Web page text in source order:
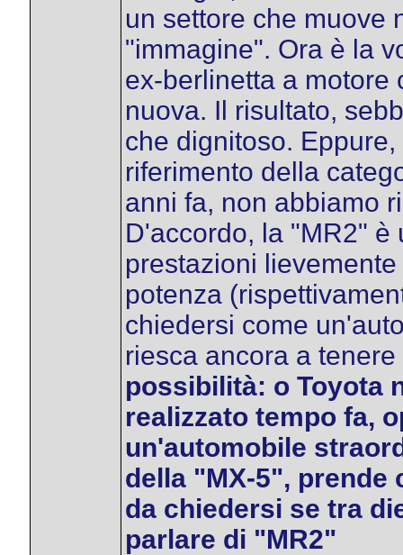
un settore che muove
"immagine". Ora è la
ex-berlinetta a motore
nuova. Il risultato,
che dignitoso.
riferimento della
anni fa, non abbiamo
D'accordo, la "MR2" è
prestazioni
potenza
chiedersi come
riesca ancora a
possibilità: o Toyota
realizzato tempo fa,
un'automobile
della "MX-5", prende
da chiedersi se tra
parlare di "MR2"